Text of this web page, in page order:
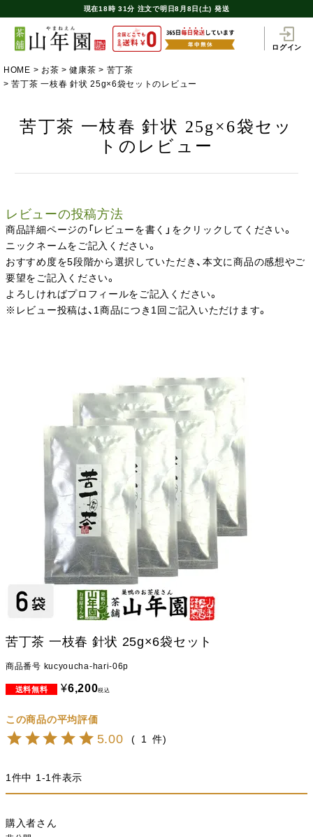
現在18時 31分 注文で明日8月8日(土) 発送
ログイン
HOME お茶 健康茶
苦丁茶
苦丁茶 一枝春 針状 25g×6袋セットのレビュー
苦丁茶 一枝春 針状 25g×6袋セッ
トのレビュー
レビューの投稿方法
商品詳細ページの「レビューを書く」をクリックしてください。
ニックネームをご記入ください。
おすすめ度を5段階から選択していただき、本文に商品の感想やご
要望をご記入ください。
よろしければプロフィールをご記入ください。
※レビュー投稿は、1商品につき1回ご記入いただけます。
苦丁茶 一枝春 針状 25g×6袋セット
商品番号 kucyoucha-hari-06p
¥6,200税込
5.00 1
1件中 1-1件表示
購入者